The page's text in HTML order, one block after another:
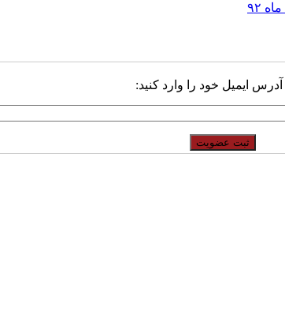
ایمیل خود را وارد کنید: